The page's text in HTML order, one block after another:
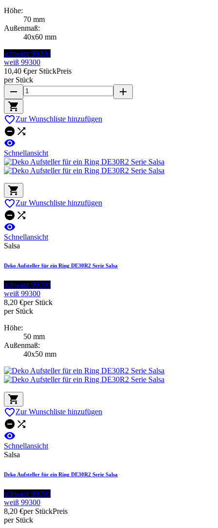
Höhe:
70 mm
Außenmaß:
40x60 mm
schwarz 99200
weiß 99300
10,40 €per StückPreis
per Stück
remove
add

Zur Wunschliste hinzufügen
 

Schnellansicht

Zur Wunschliste hinzufügen
 

Schnellansicht
Salsa
Deko Aufsteller für ein Ring DE30R2 Serie Salsa
schwarz 99200
weiß 99300
8,20 €per Stück
per Stück
Höhe:
50 mm
Außenmaß:
40x50 mm

Zur Wunschliste hinzufügen
 

Schnellansicht
Salsa
Deko Aufsteller für ein Ring DE30R2 Serie Salsa
schwarz 99200
weiß 99300
8,20 €per StückPreis
per Stück